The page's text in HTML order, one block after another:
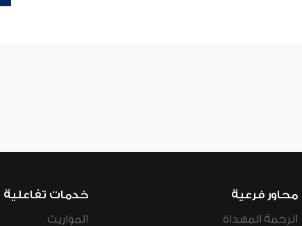
محاور فرعية
الرحمة المهداة
خدمات تفاعلية
المواريث